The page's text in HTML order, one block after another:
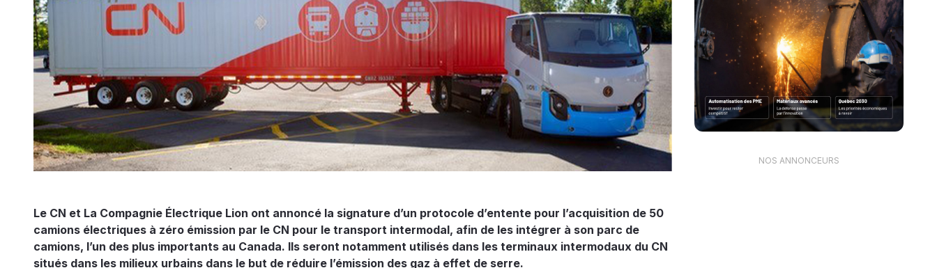
Le CN et La Compagnie Électrique Lion ont annoncé la signature d’un protocole d’entente pour l’acquisition de 50
camions électriques à zéro émission par le CN pour le transport intermodal, afin de les intégrer à son parc de
camions, l’un des plus importants au Canada. Ils seront notamment utilisés dans les terminaux intermodaux du CN
situés dans les milieux urbains dans le but de réduire l’émission des gaz à effet de serre.
NOS ANNONCEURS